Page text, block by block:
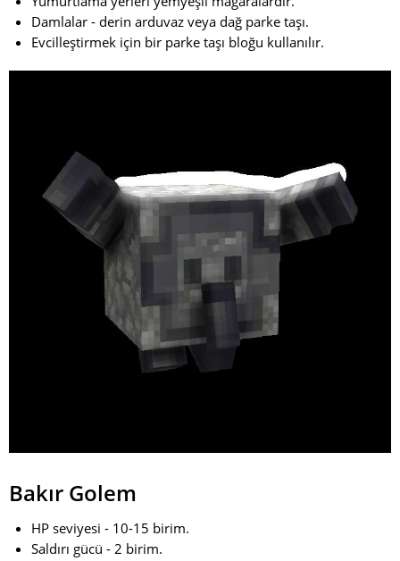
Damlalar - derin arduvaz veya dağ parke taşı.
Evcilleştirmek için bir parke taşı bloğu kullanılır.
Bakır Golem
HP seviyesi - 10-15 birim.
Saldırı gücü - 2 birim.